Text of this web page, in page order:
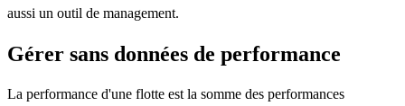
aussi un outil de management.
Gérer sans données de performance
La performance d'une flotte est la somme des performances